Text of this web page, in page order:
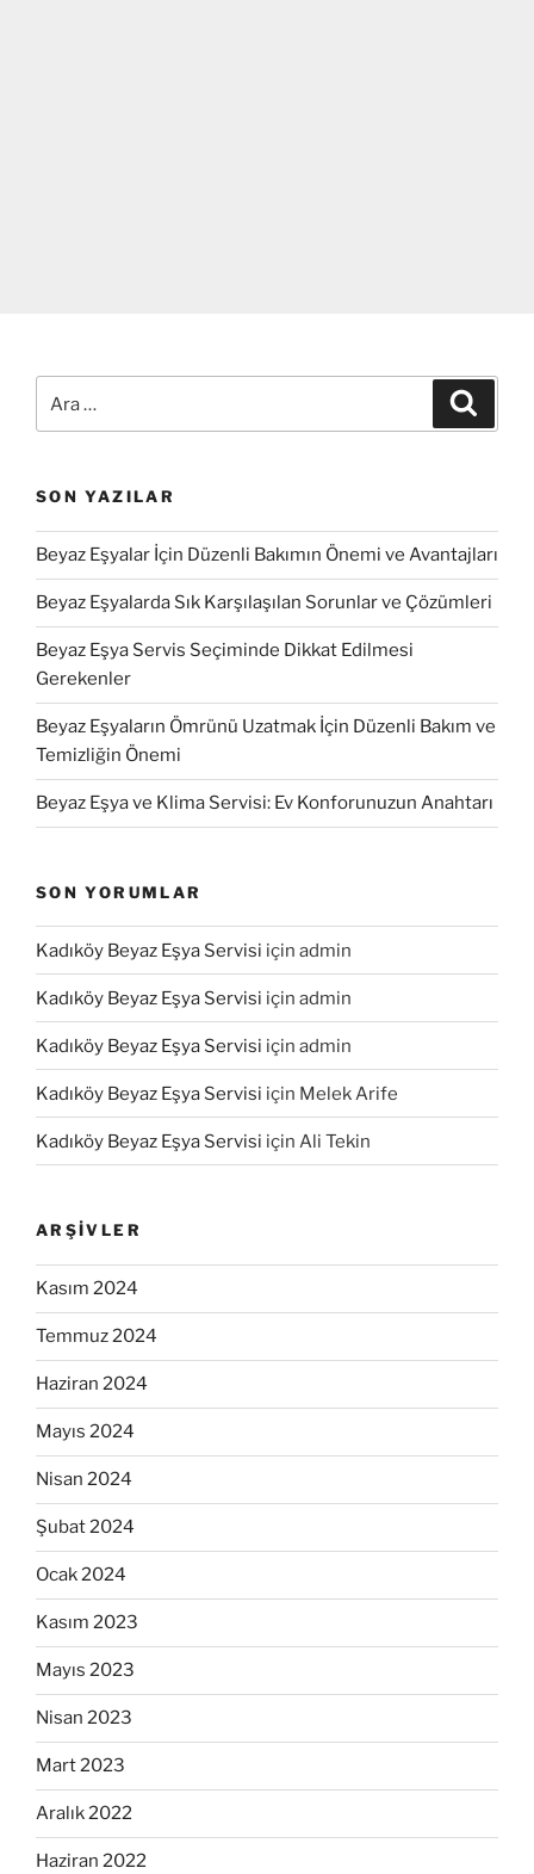
SON YAZILAR
Beyaz Eşyalar İçin Düzenli Bakımın Önemi ve Avantajları
Beyaz Eşyalarda Sık Karşılaşılan Sorunlar ve Çözümleri
Beyaz Eşya Servis Seçiminde Dikkat Edilmesi
Gerekenler
Beyaz Eşyaların Ömrünü Uzatmak İçin Düzenli Bakım ve
Temizliğin Önemi
Beyaz Eşya ve Klima Servisi: Ev Konforunuzun Anahtarı
SON YORUMLAR
Kadıköy Beyaz Eşya Servisi için admin
Kadıköy Beyaz Eşya Servisi için admin
Kadıköy Beyaz Eşya Servisi için admin
Kadıköy Beyaz Eşya Servisi için Melek Arife
Kadıköy Beyaz Eşya Servisi için Ali Tekin
ARŞIVLER
Kasım 2024
Temmuz 2024
Haziran 2024
Mayıs 2024
Nisan 2024
Şubat 2024
Ocak 2024
Kasım 2023
Mayıs 2023
Nisan 2023
Mart 2023
Aralık 2022
Haziran 2022